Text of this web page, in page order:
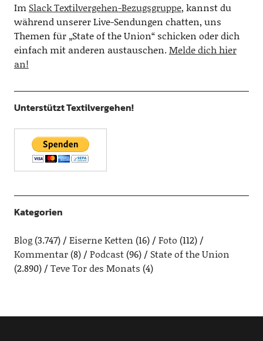
Im Slack Textilvergehen-Bezugsgruppe, kannst du
während unserer Live-Sendungen chatten, uns
Themen für „State of the Union“ schicken oder dich
einfach mit anderen austauschen.Melde dich hier
an!
Unterstützt Textilvergehen!
Kategorien
Blog(3.747) Eiserne Ketten (16) Foto (112)
Kommentar(8) Podcast(96)
State of the Union
(2.890)
Teve Tor des Monats (4)